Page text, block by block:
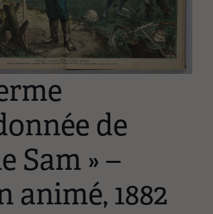
de
Sam » –
animé, 1882